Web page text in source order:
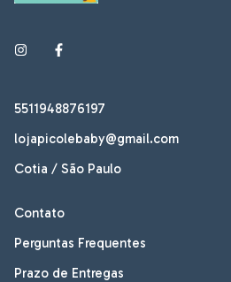
5511948876197
lojapicolebaby@gmail.com
Cotia / São Paulo
Contato
Perguntas Frequentes
Prazo de Entregas